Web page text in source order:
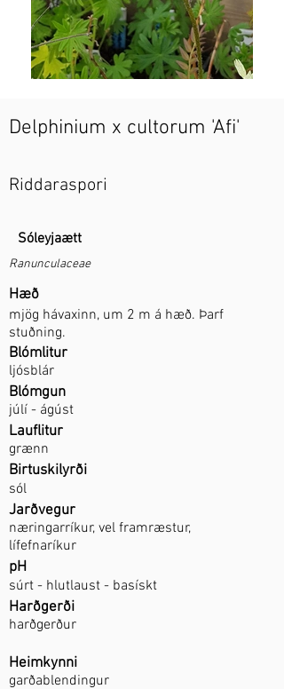
Delphinium x cultorum 'Afi'
Riddaraspori
Sóleyjaætt
Ranunculaceae
Hæð
mjög hávaxinn, um 2 m á hæð. Þarf
stuðning.
Blómlitur
ljósblár
Blómgun
júlí - ágúst
Lauflitur
grænn
Birtuskilyrði
sól
Jarðvegur
næringarríkur, vel framræstur,
lífefnaríkur
pH
súrt - hlutlaust - basískt
Harðgerði
harðgerður
Heimkynni
garðablendingur